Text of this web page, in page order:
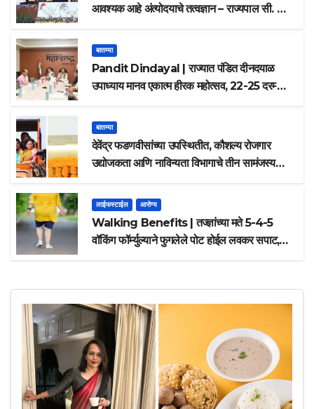
आवश्यक आहे अंत्योदयाचे तत्वज्ञान – राज्यपाल सी. पी.
बातम्या
Pandit Dindayal | राज्यात पंडित दीनदयाळ
उपाध्याय मानव एकात्म हीरक महोत्सव, 22-25 दरम्यान
बातम्या
देवेंद्र फडणवीसांच्या उपस्थितीत, कौशल्य रोजगार
उद्योजकता आणि नाविन्यता विभागाचे तीन सामंजस्य
लाईफस्टाईल आरोग्य
Walking Benefits | तज्ज्ञांच्या मते 5-4-5
वॉकिंग फॉर्म्युल्याने फुगलेले पोट होईल लवकर सपाट,